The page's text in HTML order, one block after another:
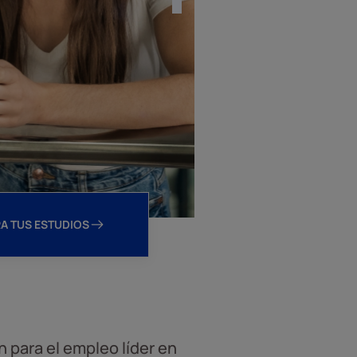
TUS ESTUDIOS
para el empleo líder en